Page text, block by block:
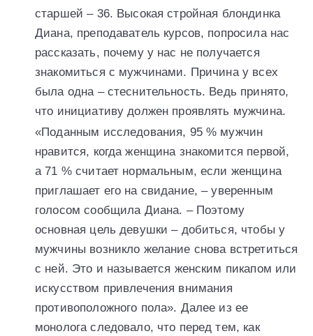
старшей – 36. Высокая стройная блондинка
Диана, преподаватель курсов, попросила нас
рассказать, почему у нас не получается
знакомиться с мужчинами. Причина у всех
была одна – стеснительность. Ведь принято,
что инициативу должен проявлять мужчина.
«Поданным исследования, 95 % мужчин
нравится, когда женщина знакомится первой,
а 71 % считает нормальным, если женщина
приглашает его на свидание, – уверенным
голосом сообщила Диана. – Поэтому
основная цель девушки – добиться, чтобы у
мужчины возникло желание снова встретиться
с ней. Это и называется женским пикапом или
искусством привлечения внимания
противоположного пола». Далее из ее
монолога следовало, что перед тем, как